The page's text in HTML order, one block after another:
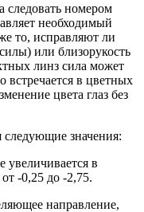
номером
необходимый
то, исправляют ли
или близорукость
линз сила может
встречается в цветных
цвета глаз без
следующие значения:
в
-0,25 до -2,75.
направление,